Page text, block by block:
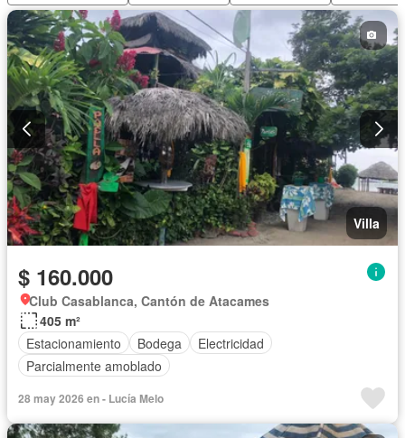
Villa
$ 160.000
Club Casablanca, Cantón de Atacames
405 m²
Estacionamiento
Bodega
Electricidad
Parcialmente amoblado
28 may 2026 en - Lucía Melo